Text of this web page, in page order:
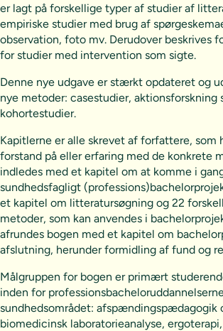
er lagt på forskellige typer af studier af
empiriske studier med brug af
observation, foto mv. Derudover beskrives
for studier med intervention som sigte.
Denne nye udgave er stærkt opdateret og
nye metoder: casestudier,
kohortestudier.
Kapitlerne er alle skrevet af forfattere, som
forstand på eller erfaring med de konkrete
indledes med et kapitel om at komme i
sundhedsfagligt
et kapitel om litteratursøgning og 22
metoder, som kan anvendes i
afrundes bogen med et kapitel om
afslutning, herunder formidling af fund og
Målgruppen for bogen er primært
inden for
sundhedsområdet: afspændingspædagogik
biomedicinsk laboratorieanalyse,